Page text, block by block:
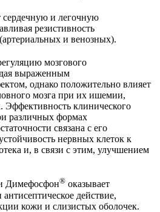
сердечную и легочную
резистивность
и венозных).
мозгового
выраженным
однако положительно влияет
мозга при их ишемии,
Эффективность клинического
различных формах
связана с его
нервных клеток к
и, в связи с этим, улучшением
Димефосфон® оказывает
действие,
кожи и слизистых оболочек.